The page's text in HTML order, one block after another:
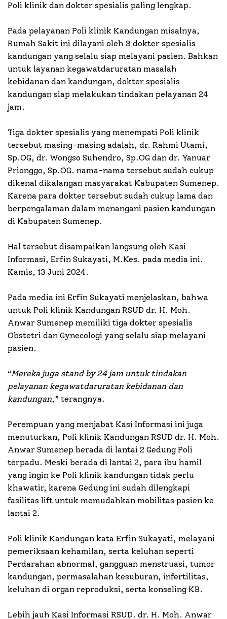
Poli klinik dan dokter spesialis paling lengkap.
Pada pelayanan Poli klinik Kandungan misalnya,
Rumah Sakit ini dilayani oleh 3 dokter spesialis
kandungan yang selalu siap melayani pasien. Bahkan
untuk layanan kegawatdaruratan masalah
kebidanan dan kandungan, dokter spesialis
kandungan siap melakukan tindakan pelayanan 24
jam.
Tiga dokter spesialis yang menempati Poli klinik
tersebut masing-masing adalah, dr. Rahmi Utami,
Sp.OG, dr. Wongso Suhendro, Sp.OG dan dr. Yanuar
Prionggo, Sp.OG. nama-nama tersebut sudah cukup
dikenal dikalangan masyarakat Kabupaten Sumenep.
Karena para dokter tersebut sudah cukup lama dan
berpengalaman dalam menangani pasien kandungan
di Kabupaten Sumenep.
Hal tersebut disampaikan langsung oleh Kasi
Informasi, Erfin Sukayati, M.Kes. pada media ini.
Kamis, 13 Juni 2024.
Pada media ini Erfin Sukayati menjelaskan, bahwa
untuk Poli klinik Kandungan RSUD dr. H. Moh.
Anwar Sumenep memiliki tiga dokter spesialis
Obstetri dan Gynecologi yang selalu siap melayani
pasien.
“Mereka juga stand by 24 jam untuk tindakan
pelayanan kegawatdaruratan kebidanan dan
kandungan,” terangnya.
Perempuan yang menjabat Kasi Informasi ini juga
menuturkan, Poli klinik Kandungan RSUD dr. H. Moh.
Anwar Sumenep berada di lantai 2 Gedung Poli
terpadu. Meski berada di lantai 2, para ibu hamil
yang ingin ke Poli klinik kandungan tidak perlu
khawatir, karena Gedung ini sudah dilengkapi
fasilitas lift untuk memudahkan mobilitas pasien ke
lantai 2.
Poli klinik Kandungan kata Erfin Sukayati, melayani
pemeriksaan kehamilan, serta keluhan seperti
Perdarahan abnormal, gangguan menstruasi, tumor
kandungan, permasalahan kesuburan, infertilitas,
keluhan di organ reproduksi, serta konseling KB.
Lebih jauh Kasi Informasi RSUD. dr. H. Moh. Anwar